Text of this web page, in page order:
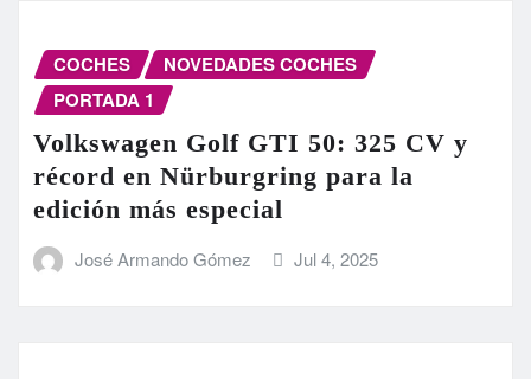
COCHES
NOVEDADES COCHES
PORTADA 1
Volkswagen Golf GTI 50: 325 CV y
récord en Nürburgring para la
edición más especial
José Armando Gómez Jul 4, 2025